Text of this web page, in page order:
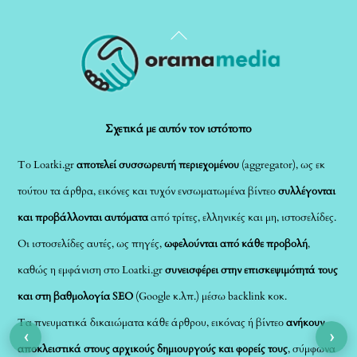
Back
To
Σχετικά με αυτόν τον ιστότοπο
Το Loatki.grαποτελεί συσσωρευτή περιεχομένου (aggregator), ως εκ
τούτου τα άρθρα, εικόνες και τυχόν ενσωματωμένα βίντεοσυλλέγονται
και προβάλλονται αυτόματααπό τρίτες, ελληνικές και μη, ιστοσελίδες.
Οι ιστοσελίδες αυτές, ως πηγές,ωφελούνται από κάθε προβολή,
καθώς η εμφάνιση στο Loatki.grσυνεισφέρει στην επισκεψιμότητά τους
και στη βαθμολογία SEO (Google κ.λπ.) μέσω backlink κοκ.
Τα πνευματικά δικαιώματα κάθε άρθρου, εικόνας ή βίντεοανήκουν
αποκλειστικά στους αρχικούς δημιουργούς και φορείς τους, σύμφωνα
‹ ›